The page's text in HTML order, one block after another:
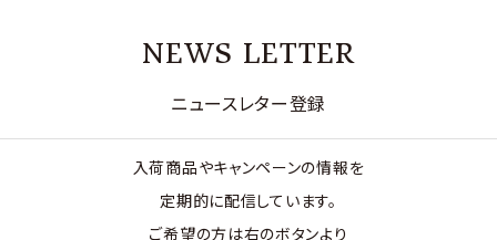
NEWS LETTER
ニュースレター登録
入荷商品やキャンペーンの情報を
定期的に配信しています。
ご希望の方は右のボタンより